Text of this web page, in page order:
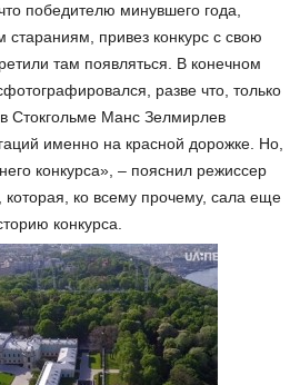
победителю минувшего года,
стараниям, привез конкурс с свою
там появляться. В конечном
разве что, только
Стокгольме Манс Зелмирлев
именно на красной дорожке. Но,
конкурса», – пояснил режиссер
которая, ко всему прочему, сала еще
конкурса.